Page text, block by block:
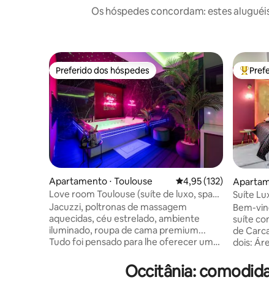
Os hóspedes concordam: estes
Preferido dos hóspedes
Preferido dos hóspedes
Apartamento ⋅ Toulouse 4,95 de uma
4,95 (132)
Love room Toulouse (suíte de luxo, spa
privativo)
Jacuzzi, poltronas de massagem
aquecidas, céu estrelado, ambiente
iluminado, roupa de cama premium...
Tudo foi pensado para lhe oferecer uma
relaxamento garantido! Opções
adicionais estão disponíveis mediante
Entre
e
Suíte
- 160
Bem-
suíte
de Carcassonne.
dois: Área de bem-estar: sauna privativa
Máximo
elétrica
Occitânia: